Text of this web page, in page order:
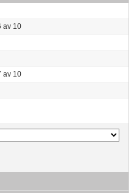
av 10
av 10